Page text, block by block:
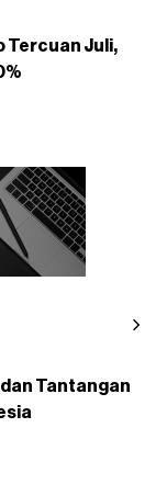
Tercuan Juli,
Tantangan